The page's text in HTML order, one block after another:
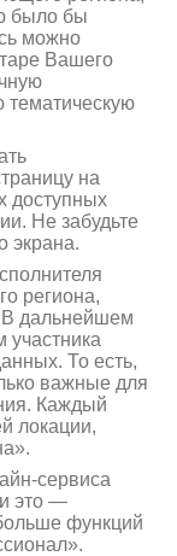
было бы
можно
Вашего
на
доступных
Не забудьте
экрана.
региона,
В дальнейшем
участника
То есть,
важные для
Каждый
локации,
сервиса
это —
функций